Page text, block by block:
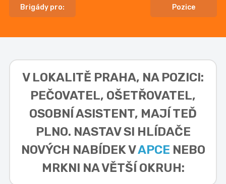
Brigády pro: Pozice
V LOKALITĚ PRAHA, NA POZICI:
PEČOVATEL, OŠETŘOVATEL,
OSOBNÍ ASISTENT, MAJÍ TEĎ
PLNO. NASTAV SI HLÍDAČE
NOVÝCH NABÍDEK VAPCE NEBO
MRKNI NA VĚTŠÍ OKRUH: